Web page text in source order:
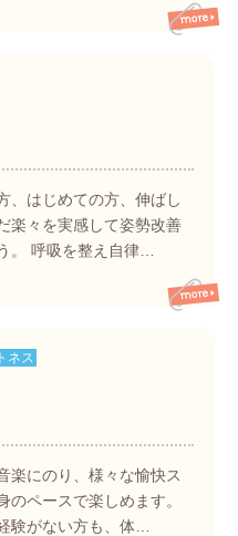
、はじめての方、伸ばし
楽々を実感して姿勢改善
。 呼吸を整え自律…
ネス
楽にのり、様々な愉快ス
のペースで楽しめます。
験がない方も、体…